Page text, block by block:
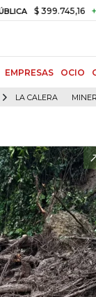
$ 399.745,16 +$
EMPRESAS OCIO
LA CALERA